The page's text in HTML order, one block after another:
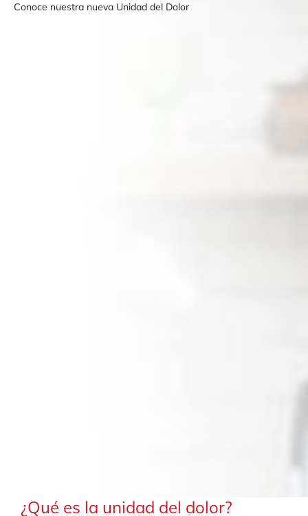
Conoce nuestra nueva Unidad del Dolor
¿Qué es la unidad del dolor?